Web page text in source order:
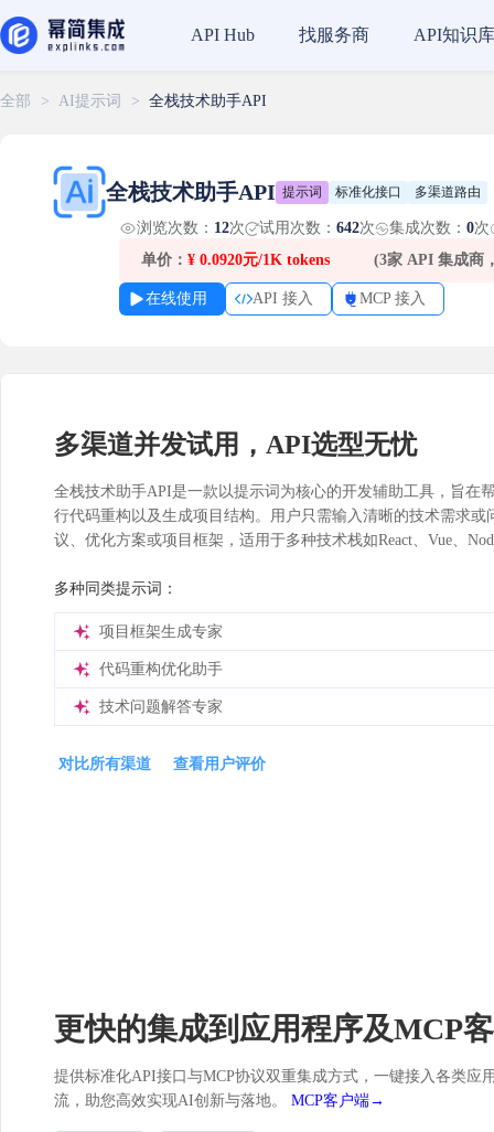
全部 > AI提示词 > 全栈技术助手API
全栈技术助手API 提示词 标准化接口 多渠道路由
浏览次数： 12次 试用次数： 642次 集成次数： 0次
单价： ¥ 0.0920元/1K tokens (3家 API 集成商
在线使用 API 接入 MCP 接入
多渠道并发试用，API选型无忧
全栈技术助手API是一款以提示词为核心的开发辅助工具，旨在
行代码重构以及生成项目结构。用户只需输入清晰的技术需求
议、优化方案或项目框架，适用于多种技术栈如React、Vue、
多种同类提示词：
项目框架生成专家
代码重构优化助手
技术问题解答专家
对比所有渠道 查看用户评价
更快的集成到应用程序及MCP
提供标准化API接口与MCP协议双重集成方式，一键接入各类
流，助您高效实现AI创新与落地。 MCP客户端→
API Hub 找服务商 API知识库